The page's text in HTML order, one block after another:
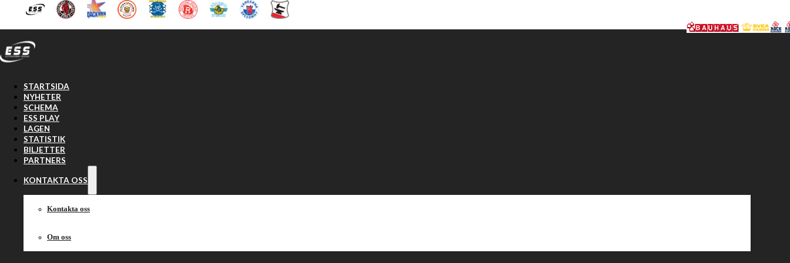
Hoppa till huvudinnehåll Hoppa till sidfot
STARTSIDA
NYHETER
SCHEMA
ESS PLAY
LAGEN
STATISTIK
BILJETTER
PARTNERS
KONTAKTA OSS
Kontakta oss
Om oss